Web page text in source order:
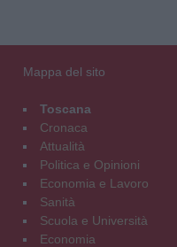
Mappa del sito
Toscana
Cronaca
Attualità
Politica e Opinioni
Economia e Lavoro
Sanità
Scuola e Università
Economia